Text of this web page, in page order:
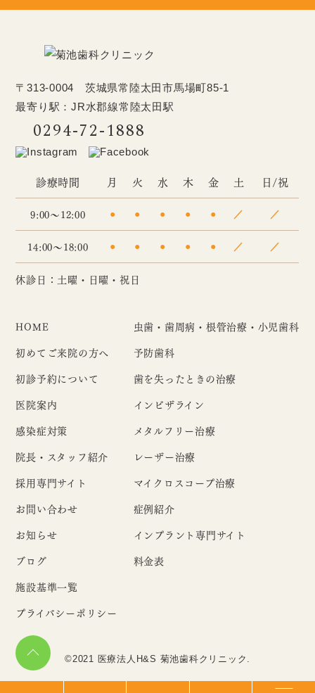
〒313-0004 茨城県常陸太田市馬場町85-1
最寄り駅：JR水郡線常陸太田駅
0294-72-1888
診療時間 月 火 水 木 金 土 日/祝
9:00～12:00 ● ● ● ● ● ／ ／
14:00～18:00 ● ● ● ● ● ／ ／
休診日：土曜・日曜・祝日
HOME
初めてご来院の方へ
初診予約について
医院案内
感染症対策
院長・スタッフ紹介
採用専門サイト
お問い合わせ
お知らせ
ブログ
施設基準一覧
プライバシーポリシー
虫歯・歯周病・根管治療・小児歯科
予防歯科
歯を失ったときの治療
インビザライン
メタルフリー治療
レーザー治療
マイクロスコープ治療
症例紹介
インプラント専門サイト
料金表
©2021 医療法人H&S 菊池歯科クリニック.